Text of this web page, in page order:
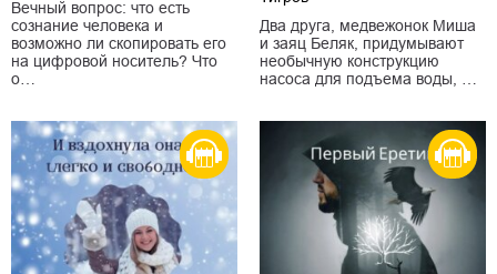
Вечный вопрос: что есть
сознание человека и
возможно ли скопировать его
на цифровой носитель? Что
о…
Два друга, медвежонок Миша
и заяц Беляк, придумывают
необычную конструкцию
насоса для подъема воды, …